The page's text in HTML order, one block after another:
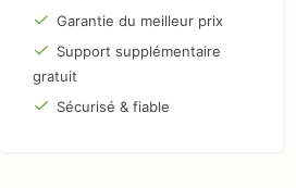
Garantie du meilleur prix
Support supplémentaire
gratuit
Sécurisé & fiable